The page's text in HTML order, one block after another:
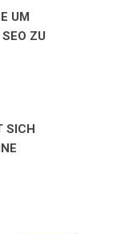
UM
ZU
SICH